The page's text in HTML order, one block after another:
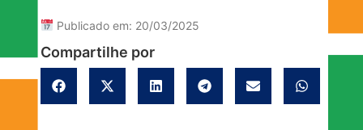
Publicado em: 20/03/2025
Compartilhe por